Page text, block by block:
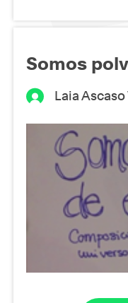
Somos
Laia